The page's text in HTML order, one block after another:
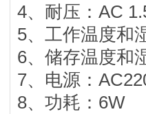
4、耐压：AC
5、工作温度
6、储存温度
7、电源：
8、功耗：6W